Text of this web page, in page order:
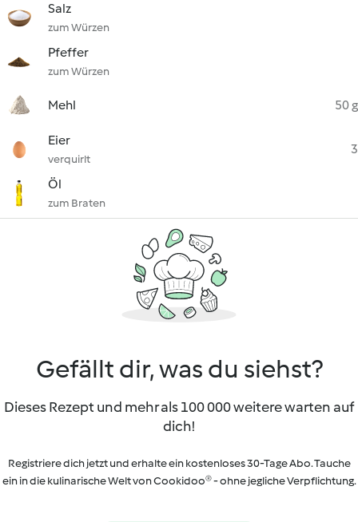
Salz
zum Würzen
Pfeffer
zum Würzen
Mehl 50 g
Eier
verquirlt
3
Öl
zum Braten
Gefällt dir, was du siehst?
Dieses Rezept und mehr als 100 000 weitere warten auf
dich!
Registriere dich jetzt und erhalte ein kostenloses 30-Tage Abo. Tauche
ein in die kulinarische Welt von Cookidoo® - ohne jegliche Verpflichtung.